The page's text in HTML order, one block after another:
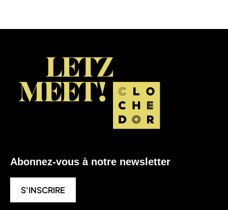
Abonnez-vous à notre newsletter
S'INSCRIRE